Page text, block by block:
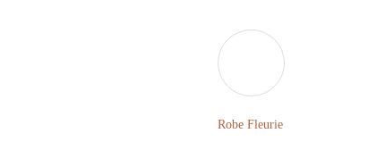
Robe Fleurie